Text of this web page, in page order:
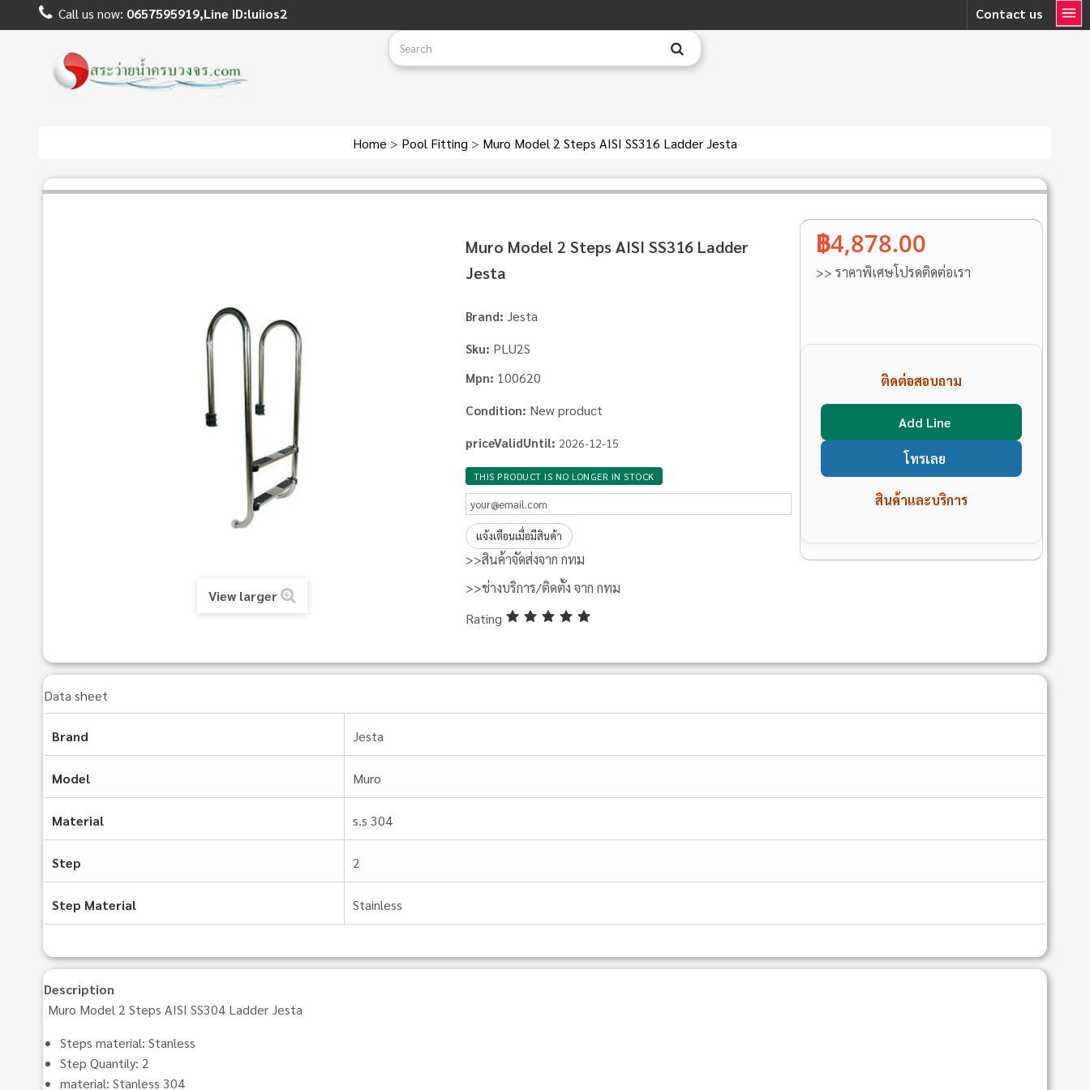
Contact us
Call us now: 0657595919,Line ID:luiios2
Home > Pool Fitting > Muro Model 2 Steps AISI SS316 Ladder Jesta
View larger
Muro Model 2 Steps AISI SS316 Ladder
Jesta
Brand: Jesta
Sku: PLU2S
Mpn: 100620
Condition: New product
priceValidUntil: 2026-12-15
THIS PRODUCT IS NO LONGER IN STOCK
แจ้งเตือนเมื่อมีสินค้า
>>สินค้าจัดส่งจาก กทม
>>ช่างบริการ/ติดตั้ง จาก กทม
Rating
฿4,878.00
>> ราคาพิเศษโปรดติดต่อเรา
ติดต่อสอบถาม
Add Line
โทรเลย
สินค้าและบริการ
Data sheet
Brand Jesta
Model Muro
Material s.s 304
Step 2
Step Material Stainless
Description
Muro Model 2 Steps AISI SS304 Ladder Jesta
Steps material: Stanless
Step Quantily: 2
material: Stanless 304